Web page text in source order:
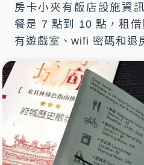
房卡小夾有飯店設施資
餐是 7 點到 10 點，租
有遊戲室、wifi 密碼和退